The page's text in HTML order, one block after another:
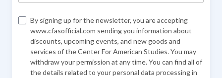
By signing up for the newsletter, you are accepting
www.cfasofficial.com sending you information about
discounts, upcoming events, and new goods and
services of the Center For American Studies. You may
withdraw your permission at any time. You can find all of
the details related to your personal data processing in